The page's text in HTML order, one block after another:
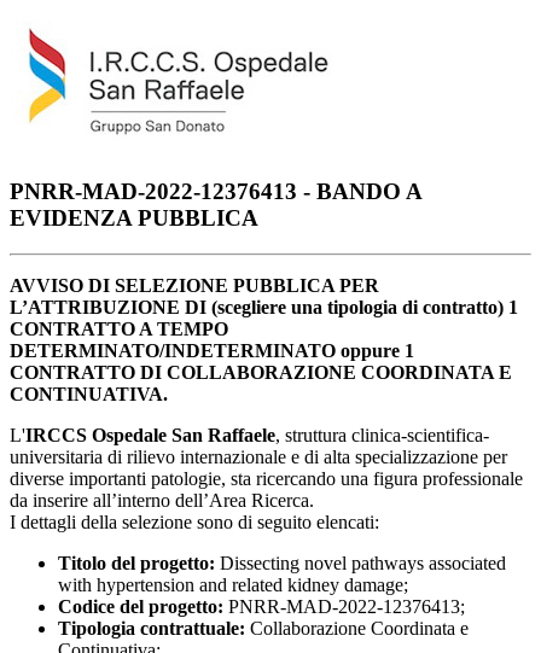
PNRR-MAD-2022-12376413 - BANDO A
EVIDENZA PUBBLICA
AVVISO DI SELEZIONE PUBBLICA PER
L’ATTRIBUZIONE DI (scegliere una tipologia di contratto) 1
CONTRATTO A TEMPO
DETERMINATO/INDETERMINATO oppure 1
CONTRATTO DI COLLABORAZIONE COORDINATA E
CONTINUATIVA.
L'IRCCS Ospedale San Raffaele, struttura clinica-scientifica-
universitaria di rilievo internazionale e di alta specializzazione per
diverse importanti patologie, sta ricercando una figura professionale
da inserire all’interno dell’Area Ricerca.
I dettagli della selezione sono di seguito elencati:
Titolo del progetto: Dissecting novel pathways associated
with hypertension and related kidney damage;
Codice del progetto: PNRR-MAD-2022-12376413;
Tipologia contrattuale: Collaborazione Coordinata e